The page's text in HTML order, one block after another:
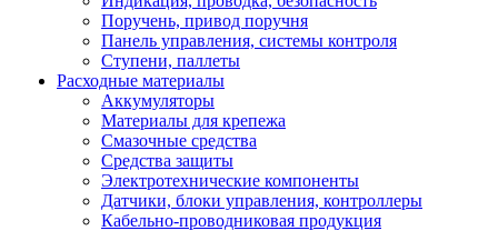
Поручень, привод поручня
Панель управления, системы контроля
Ступени, паллеты
Расходные материалы
Аккумуляторы
Материалы для крепежа
Смазочные средства
Средства защиты
Электротехнические компоненты
Датчики, блоки управления, контроллеры
Кабельно-проводниковая продукция